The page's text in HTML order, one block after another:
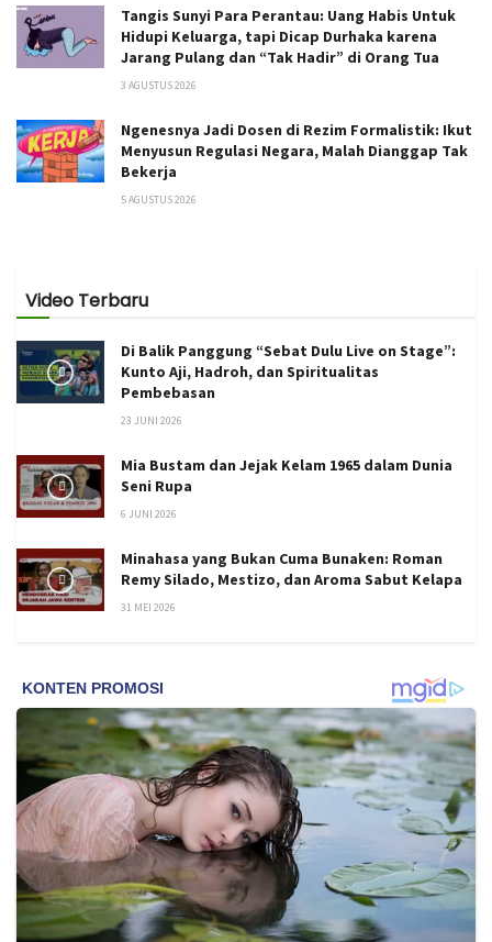
Tangis Sunyi Para Perantau: Uang Habis Untuk
Hidupi Keluarga, tapi Dicap Durhaka karena
Jarang Pulang dan “Tak Hadir” di Orang Tua
3 AGUSTUS 2026
Ngenesnya Jadi Dosen di Rezim Formalistik: Ikut
Menyusun Regulasi Negara, Malah Dianggap Tak
Bekerja
5 AGUSTUS 2026
Video Terbaru
Di Balik Panggung “Sebat Dulu Live on Stage”:
Kunto Aji, Hadroh, dan Spiritualitas
Pembebasan
23 JUNI 2026
Mia Bustam dan Jejak Kelam 1965 dalam Dunia
Seni Rupa
6 JUNI 2026
Minahasa yang Bukan Cuma Bunaken: Roman
Remy Silado, Mestizo, dan Aroma Sabut Kelapa
31 MEI 2026